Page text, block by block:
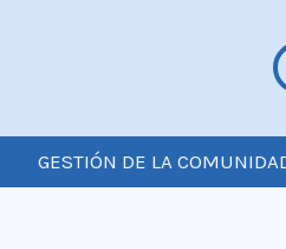
GESTIÓN DE LA